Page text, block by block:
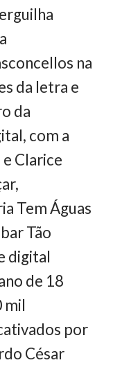
na
da letra e
da
com a
Clarice
Tem Águas
Tão
digital
de 18
mil
por
César